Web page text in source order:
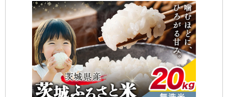
向きで使用できません。 ※体重が17kgを超えるお子
さまには使用できません。 ※年齢の目安：新生児～4
才頃 【製品サイズ】H617×W440×D640mm（ヘッド
レストを最も下げ、リクライニング3段目、サポート
レッグ収納時、日よけを除いた状態） 【製品重量】1
5.5kg（日よけを除く） 【生産地】日本/茨城県結城
市 【安全基準】UN（ECE）R129/03 適合品